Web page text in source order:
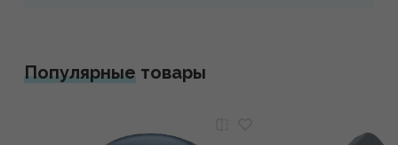
Популярныетовары